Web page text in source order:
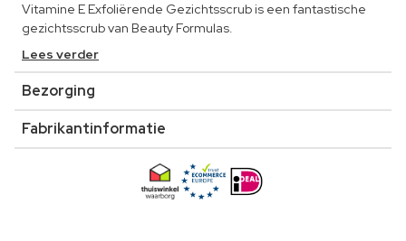
Vitamine E Exfoliërende Gezichtsscrub is een fantastische
gezichtsscrub van Beauty Formulas.
Lees verder
Bezorging
Fabrikantinformatie